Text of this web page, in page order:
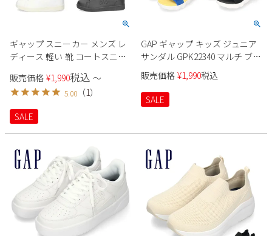
ギャップ スニーカー メンズ レ
ディース 軽い 靴 コートスニー
GPU12316 ベージュ 黒 ローカッ
ト軽量 クッション性
販売価格 ¥1,990税込 〜
5.00 （1）
SALE
GAP ギャップ キッズ ジュニア
サンダル GPK22340 マルチ ブル
ー ブラック スポーツサンダル
ベルクロ 子供靴 男の子 女の子
販売価格 ¥1,990税込
SALE